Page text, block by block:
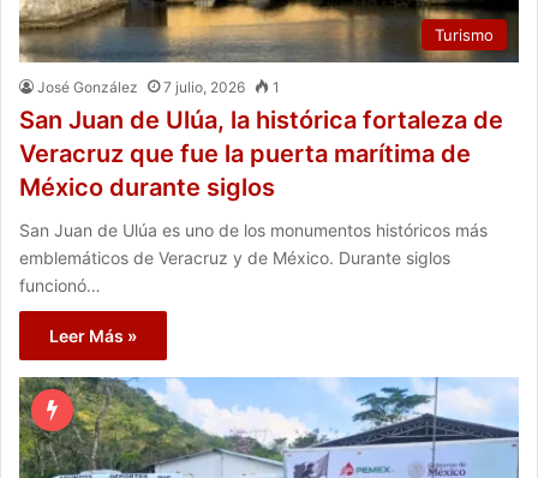
Turismo
José González 7 julio, 2026 1
San Juan de Ulúa, la histórica fortaleza de
Veracruz que fue la puerta marítima de
México durante siglos
San Juan de Ulúa es uno de los monumentos históricos más
emblemáticos de Veracruz y de México. Durante siglos
funcionó…
Leer Más »